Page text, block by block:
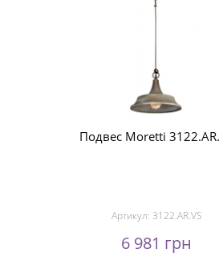
Подвес Moretti
Артикул: 3122.AR.VS
6 981 грн